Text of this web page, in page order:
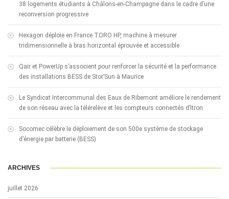
38 logements étudiants à Châlons-en-Champagne dans le cadre d’une
reconversion progressive
Hexagon déploie en France TORO HP, machine à mesurer
tridimensionnelle à bras horizontal éprouvée et accessible
Qair et PowerUp s’associent pour renforcer la sécurité et la performance
des installations BESS de Stor’Sun à Maurice
Le Syndicat Intercommunal des Eaux de Ribemont améliore le rendement
de son réseau avec la télérelève et les compteurs connectés d’Itron
Socomec célèbre le déploiement de son 500e système de stockage
d’énergie par batterie (BESS)
ARCHIVES
juillet 2026